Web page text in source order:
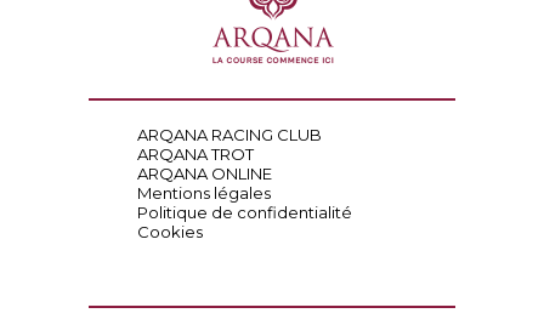
ARQANA RACING CLUB
ARQANA TROT
ARQANA ONLINE
Mentions légales
Politique de confidentialité
Cookies